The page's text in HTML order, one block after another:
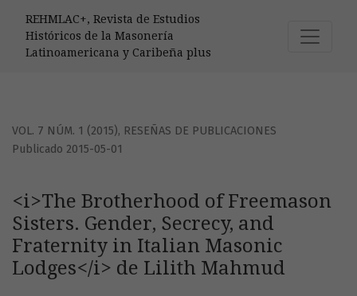
REHMLAC+, Revista de Estudios
Históricos de la Masonería
Latinoamericana y Caribeña plus
VOL. 7 NÚM. 1 (2015), RESEÑAS DE PUBLICACIONES
<i>The Brotherhood of Freemason
Sisters. Gender, Secrecy, and
Fraternity in Italian Masonic
Lodges</i> de Lilith Mahmud
Publicado 2015-05-01